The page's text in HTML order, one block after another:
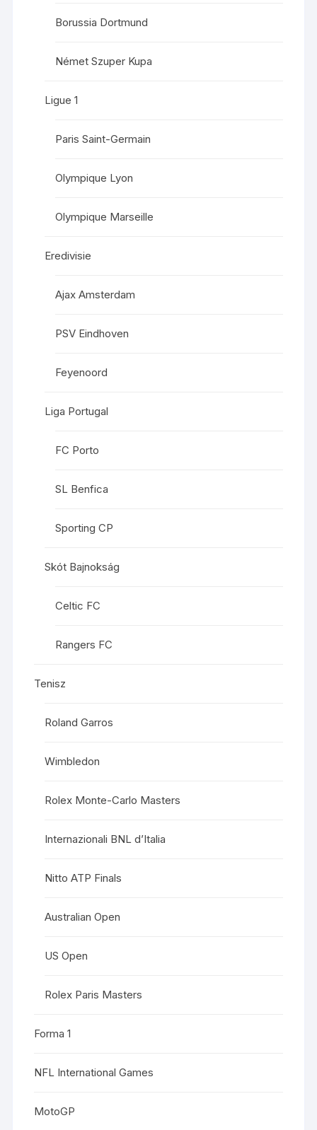
Borussia Dortmund
Német Szuper Kupa
Ligue 1
Paris Saint-Germain
Olympique Lyon
Olympique Marseille
Eredivisie
Ajax Amsterdam
PSV Eindhoven
Feyenoord
Liga Portugal
FC Porto
SL Benfica
Sporting CP
Skót Bajnokság
Celtic FC
Rangers FC
Tenisz
Roland Garros
Wimbledon
Rolex Monte-Carlo Masters
Internazionali BNL d’Italia
Nitto ATP Finals
Australian Open
US Open
Rolex Paris Masters
Forma 1
NFL International Games
MotoGP